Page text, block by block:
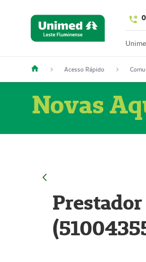
Acesso Rápido
Novas